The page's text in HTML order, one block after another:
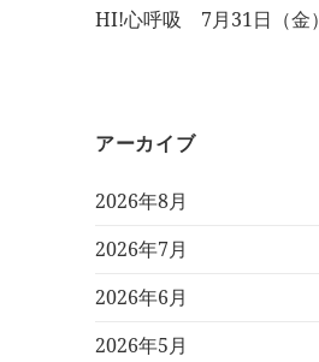
HI!心呼吸 7月31日（金）
アーカイブ
2026年8月
2026年7月
2026年6月
2026年5月